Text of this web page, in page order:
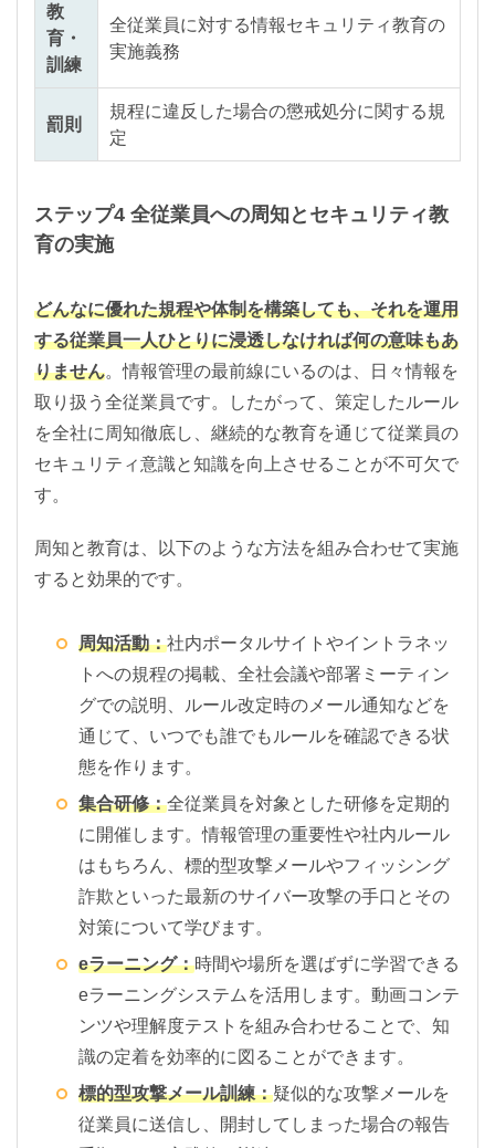
教
育・
訓練
全従業員に対する情報セキュリティ教育の
実施義務
罰則
規程に違反した場合の懲戒処分に関する規
定
ステップ4 全従業員への周知とセキュリティ教
育の実施
どんなに優れた規程や体制を構築しても、それを運用
する従業員一人ひとりに浸透しなければ何の意味もあ
りません。情報管理の最前線にいるのは、日々情報を
取り扱う全従業員です。したがって、策定したルール
を全社に周知徹底し、継続的な教育を通じて従業員の
セキュリティ意識と知識を向上させることが不可欠で
す。
周知と教育は、以下のような方法を組み合わせて実施
すると効果的です。
周知活動：社内ポータルサイトやイントラネッ
トへの規程の掲載、全社会議や部署ミーティン
グでの説明、ルール改定時のメール通知などを
通じて、いつでも誰でもルールを確認できる状
態を作ります。
集合研修：全従業員を対象とした研修を定期的
に開催します。情報管理の重要性や社内ルール
はもちろん、標的型攻撃メールやフィッシング
詐欺といった最新のサイバー攻撃の手口とその
対策について学びます。
eラーニング：時間や場所を選ばずに学習できる
eラーニングシステムを活用します。動画コンテ
ンツや理解度テストを組み合わせることで、知
識の定着を効率的に図ることができます。
標的型攻撃メール訓練：疑似的な攻撃メールを
従業員に送信し、開封してしまった場合の報告